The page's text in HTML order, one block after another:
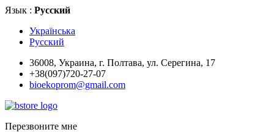
Язык : Русский
Українська
Русский
36008, Украина, г. Полтава, ул. Серегина, 17
+38(097)720-27-07
bioekoprom@gmail.com
Перезвоните мне